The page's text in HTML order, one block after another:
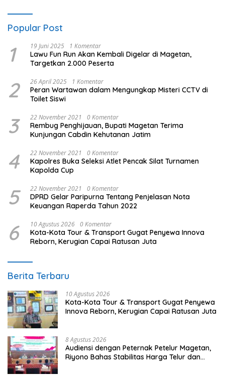
Popular Post
1 19 Juni 2025 1 Komentar
Lawu Fun Run Akan Kembali Digelar di Magetan,
Targetkan 2.000 Peserta
2 26 April 2025 1 Komentar
Peran Wartawan dalam Mengungkap Misteri CCTV di
Toilet Siswi
3 22 November 2021 0 Komentar
Rembug Penghijauan, Bupati Magetan Terima
Kunjungan Cabdin Kehutanan Jatim
4 22 November 2021 0 Komentar
Kapolres Buka Seleksi Atlet Pencak Silat Turnamen
Kapolda Cup
5 22 November 2021 0 Komentar
DPRD Gelar Paripurna Tentang Penjelasan Nota
Keuangan Raperda Tahun 2022
6 10 Agustus 2026 0 Komentar
Kota-Kota Tour & Transport Gugat Penyewa Innova
Reborn, Kerugian Capai Ratusan Juta
Berita Terbaru
10 Agustus 2026
Kota-Kota Tour & Transport Gugat Penyewa
Innova Reborn, Kerugian Capai Ratusan Juta
8 Agustus 2026
Audiensi dengan Peternak Petelur Magetan,
Riyono Bahas Stabilitas Harga Telur dan